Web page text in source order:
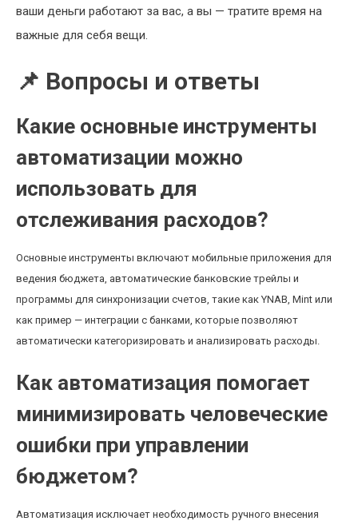
ваши деньги работают за вас, а вы — тратите время на
важные для себя вещи.
📌 Вопросы и ответы
Какие основные инструменты
автоматизации можно
использовать для
отслеживания расходов?
Основные инструменты включают мобильные приложения для
ведения бюджета, автоматические банковские трейлы и
программы для синхронизации счетов, такие как YNAB, Mint или
как пример — интеграции с банками, которые позволяют
автоматически категоризировать и анализировать расходы.
Как автоматизация помогает
минимизировать человеческие
ошибки при управлении
бюджетом?
Автоматизация исключает необходимость ручного внесения